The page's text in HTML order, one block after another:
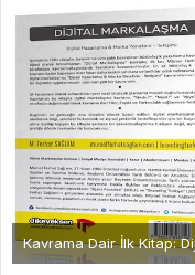
Kavrama Dair İlk Kitap: